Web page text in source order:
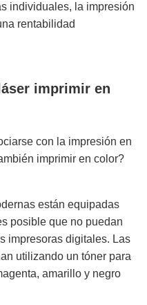
individuales, la impresión
rentabilidad
imprimir en
con la impresión en
imprimir en color?
están equipadas
posible que no puedan
impresoras digitales. Las
utilizando un tóner para
amarillo y negro